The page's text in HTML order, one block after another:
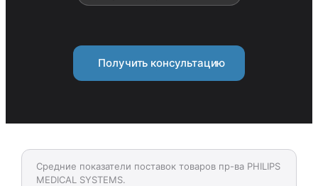
Получить консультацию
Средние показатели поставок товаров пр-ва PHILIPS
MEDICAL SYSTEMS.